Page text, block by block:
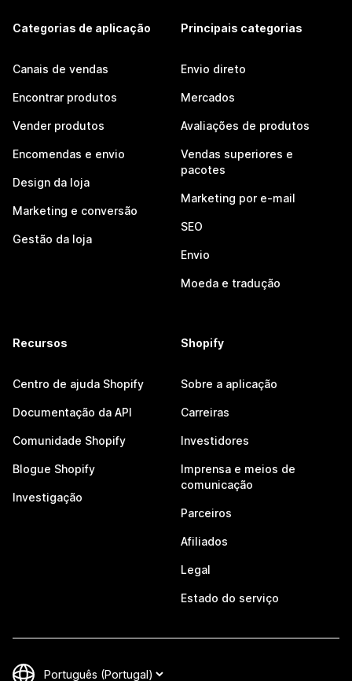
Categorias de aplicação
Canais de vendas
Encontrar produtos
Vender produtos
Encomendas e envio
Design da loja
Marketing e conversão
Gestão da loja
Principais categorias
Envio direto
Mercados
Avaliações de produtos
Vendas superiores e
pacotes
Marketing por e-mail
SEO
Envio
Moeda e tradução
Recursos
Centro de ajuda Shopify
Documentação da API
Comunidade Shopify
Blogue Shopify
Investigação
Shopify
Sobre a aplicação
Carreiras
Investidores
Imprensa e meios de
comunicação
Parceiros
Afiliados
Legal
Estado do serviço